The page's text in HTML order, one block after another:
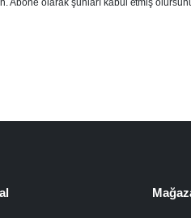
Abone olarak şunları kabul etmiş